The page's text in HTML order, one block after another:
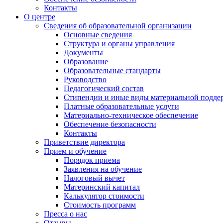
Контакты
О центре
Сведения об образовательной организации
Основные сведения
Структура и органы управления
Документы
Образование
Образовательные стандарты
Руководство
Педагогический состав
Стипендии и иные виды материальной
Платные образовательные услуги
Материально-техническое обеспечение
Обеспечение безопасности
Контакты
Приветствие директора
Прием и обучение
Порядок приема
Заявления на обучение
Налоговый вычет
Материнский капитал
Калькулятор стоимости
Стоимость программ
Пресса о нас